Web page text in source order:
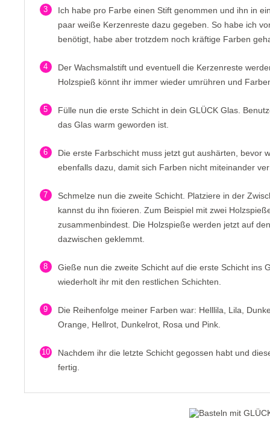
3
Ich habe pro Farbe einen Stift genommen und ihn in
paar weiße Kerzenreste dazu gegeben. So habe ich
benötigt, habe aber trotzdem noch kräftige Farben
4
Der Wachsmalstift und eventuell die Kerzenreste
Holzspieß könnt ihr immer wieder umrühren und
5
Fülle nun die erste Schicht in dein GLÜCK Glas.
das Glas warm geworden ist.
6
Die erste Farbschicht muss jetzt gut aushärten, bevor
ebenfalls dazu, damit sich Farben nicht miteinander
7
Schmelze nun die zweite Schicht. Platziere in der
kannst du ihn fixieren. Zum Beispiel mit zwei
zusammenbindest. Die Holzspieße werden jetzt auf
dazwischen geklemmt.
8
Gieße nun die zweite Schicht auf die erste Schicht ins
wiederholt ihr mit den restlichen Schichten.
9
Die Reihenfolge meiner Farben war: Helllila, Lila,
Orange, Hellrot, Dunkelrot, Rosa und Pink.
10
Nachdem ihr die letzte Schicht gegossen habt und
fertig.